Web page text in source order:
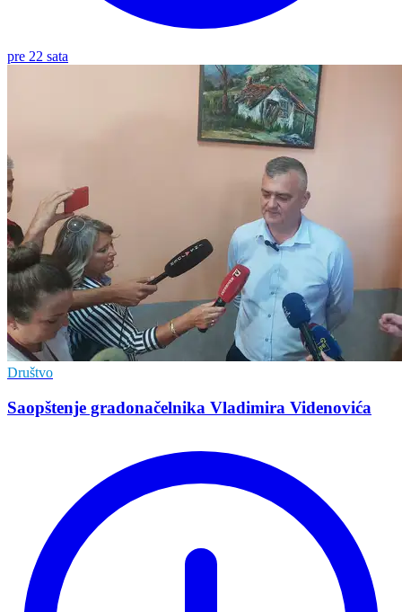
pre 22 sata
Društvo
Saopštenje gradonačelnika Vladimira Videnovića